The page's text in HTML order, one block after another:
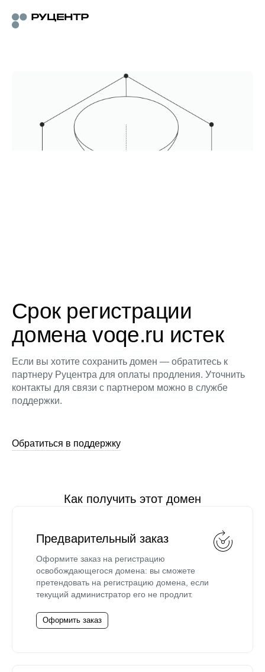
Срок регистрации
домена voqe.ru истек
Если вы хотите сохранить домен — обратитесь к
партнеру Руцентра для оплаты продления. Уточнить
контакты для связи с партнером можно в службе
поддержки.
Обратиться в поддержку
Как получить этот домен
Предварительный заказ
Оформите заказ на регистрацию
освобождающегося домена: вы сможете
претендовать на регистрацию домена, если
текущий администратор его не продлит.
Оформить заказ